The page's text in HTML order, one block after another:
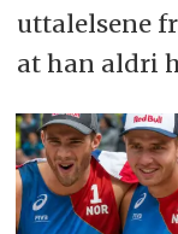
uttalelsene
at han aldri